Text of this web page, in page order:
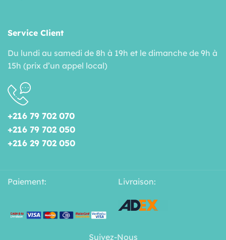
Service Client
Du lundi au samedi de 8h à 19h et le dimanche de 9h à
15h (prix d’un appel local)
+216 79 702 070
+216 79 702 050
+216 29 702 050
Paiement: Livraison:
Suivez-Nous